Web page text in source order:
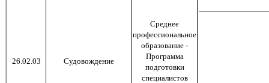
26.02.03 Судовождение
Среднее
профессиональное
образование -
Программа
подготовки
специалистов